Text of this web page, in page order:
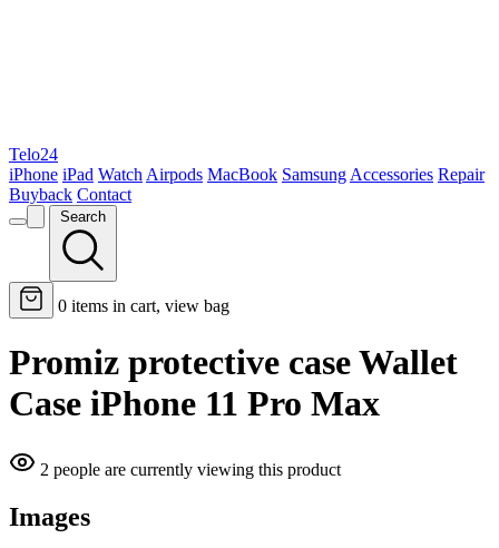
Telo24
iPhone iPad Watch Airpods MacBook Samsung Accessories Repair
Buyback Contact
Search
0 items in cart, view bag
Promiz protective case Wallet
Case iPhone 11 Pro Max
2 people are currently viewing this product
Images